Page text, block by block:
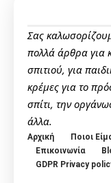
Σας
πολλά άρθρα για
σπιτιού, για
κρέμες για το
σπίτι, την
άλλα.
Αρχική Ποιοι
Επικοινωνία
GDPR Privacy